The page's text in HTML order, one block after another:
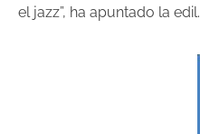
el jazz”, ha apuntado la edil.